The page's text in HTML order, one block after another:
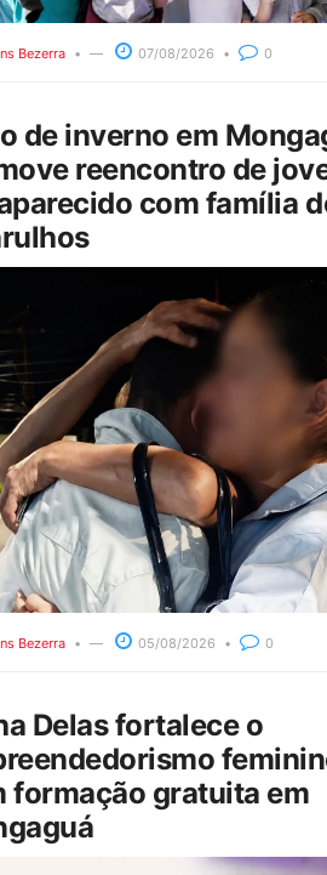
Bezerra 07/08/2026 0
de inverno em
reencontro de
com família
Bezerra 05/08/2026 0
Delas fortalece o
formação gratuita em